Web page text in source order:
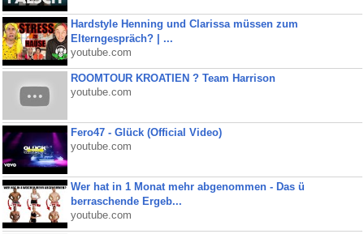
Hardstyle Henning und Clarissa müssen zum
Elterngespräch? | ...
youtube.com
ROOMTOUR KROATIEN ? Team Harrison
youtube.com
Fero47 - Glück (Official Video)
youtube.com
Wer hat in 1 Monat mehr abgenommen - Das ü
berraschende Ergeb...
youtube.com